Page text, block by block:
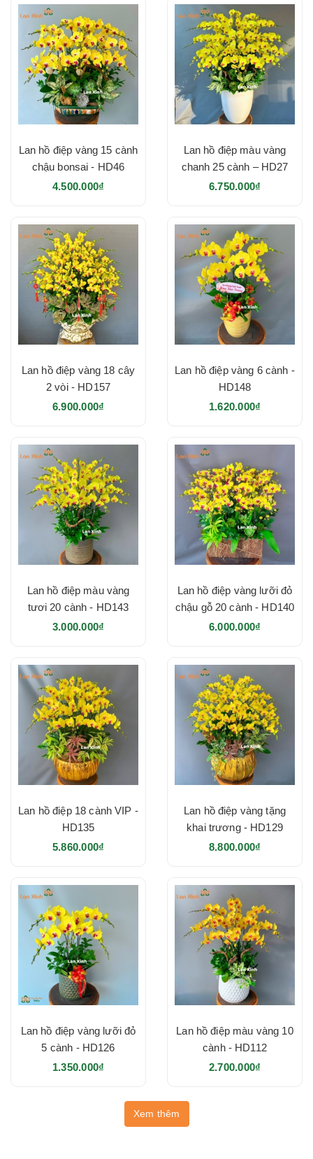
Lan hồ điệp vàng 15 cành
chậu bonsai - HD46
4.500.000₫
Lan hồ điệp màu vàng
chanh 25 cành – HD27
6.750.000₫
Lan hồ điệp vàng 18 cây
2 vòi - HD157
6.900.000₫
Lan hồ điệp vàng 6 cành -
HD148
1.620.000₫
Lan hồ điệp màu vàng
tươi 20 cành - HD143
3.000.000₫
Lan hồ điệp vàng lưỡi đỏ
chậu gỗ 20 cành - HD140
6.000.000₫
Lan hồ điệp 18 cành VIP -
HD135
5.860.000₫
Lan hồ điệp vàng tặng
khai trương - HD129
8.800.000₫
Lan hồ điệp vàng lưỡi đỏ
5 cành - HD126
1.350.000₫
Lan hồ điệp màu vàng 10
cành - HD112
2.700.000₫
Xem thêm